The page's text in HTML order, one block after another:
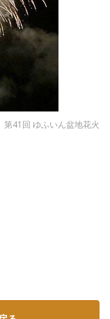
第41回 ゆふいん盆地花火